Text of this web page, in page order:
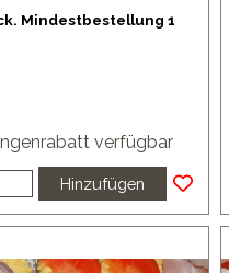
Mindestbestellung 1
verfügbar
Hinzufügen